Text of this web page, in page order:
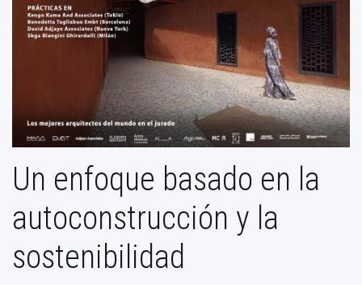
Un enfoque basado en la
autoconstrucción y la
sostenibilidad